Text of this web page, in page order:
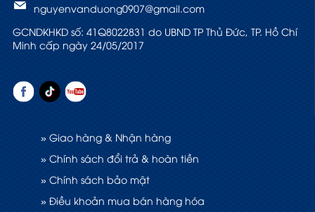
nguyenvanduong0907@gmail.com
GCNDKHKD số: 41Q8022831 do UBND TP Thủ Đức, TP. Hồ Chí
Minh cấp ngày 24/05/2017
» Giao hàng & Nhận hàng
» Chính sách đổi trả & hoàn tiền
» Chính sách bảo mật
» Điều khoản mua bán hàng hóa